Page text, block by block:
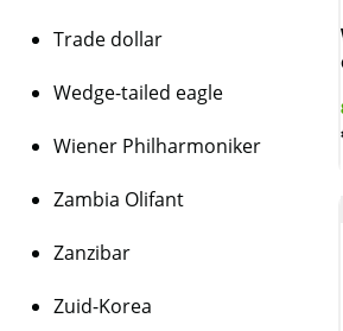
Trade dollar
Wedge-tailed eagle
Wiener Philharmoniker
Zambia Olifant
Zanzibar
Zuid-Korea